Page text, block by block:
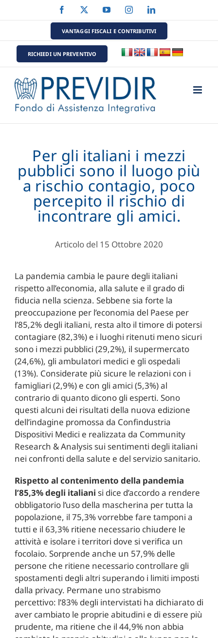
al
Facebook YouTubeInstagramLinkedIn
VANTAGGI FISCALI E CONTRIBUTIVI
RICHIEDI UN PREVENTIVO
Per gli italiani i mezzi
pubblici sono il luogo più
a rischio contagio, poco
percepito il rischio di
incontrare gli amici.
Articolo del 15 Ottobre 2020
La pandemia cambia le paure degli italiani
rispetto all’economia, alla salute e il grado di
fiducia nella scienza. Sebbene sia forte la
preoccupazione per l’economia del Paese per
l’85,2% degli italiani, resta alto il timore di potersi
contagiare (82,3%) e i luoghi ritenuti meno sicuri
sono i mezzi pubblici (29,2%), il supermercato
(24,6%), gli ambulatori medici e gli ospedali
(13%). Considerate più sicure le relazioni con i
famigliari (2,9%) e con gli amici (5,3%) al
contrario di quanto dicono gli esperti. Sono
questi alcuni dei risultati della nuova edizione
dell’indagine promossa da Confindustria
Dispositivi Medici e realizzata da Community
Research & Analysis sui sentimenti degli italiani
nei confronti della salute e del servizio sanitario.
Rispetto al contenimento della pandemia
l’85,3% degli italiani si dice d’accordo a rendere
obbligatorio l’uso della mascherina per tutta la
popolazione, il 75,3% vorrebbe fare tamponi a
tutti e il 63,3% ritiene necessario chiudere le
attività e isolare i territori dove si verifica un
focolaio. Sorprende anche un 57,9% delle
persone che ritiene necessario controllare gli
spostamenti degli altri superando i limiti imposti
dalla privacy. Permane uno strabismo
percettivo: l’83% degli intervistati ha dichiarato di
aver cambiato le proprie abitudini e di essere più
prudente, ma ritiene che il 44,9% non abbia